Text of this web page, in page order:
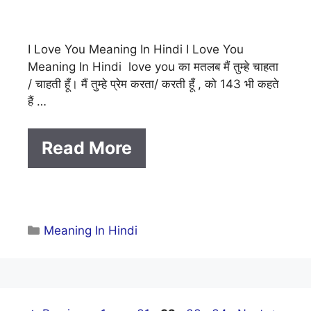
I Love You Meaning In Hindi I Love You
Meaning In Hindi love you का मतलब मैं तुम्हे चाहता
/ चाहती हूँ। मैं तुम्हे प्रेम करता/ करती हूँ , को 143 भी कहते
हैं …
Read More
Categories
Meaning In Hindi